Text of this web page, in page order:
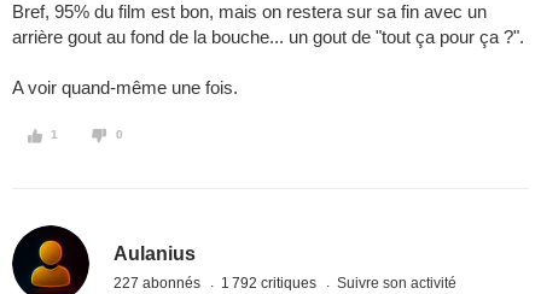
Bref, 95% du film est bon, mais on restera sur sa fin avec un
arrière gout au fond de la bouche... un gout de "tout ça pour ça ?".
A voir quand-même une fois.
1 0
Aulanius
227 abonnés 1 792 critiques Suivre son activité